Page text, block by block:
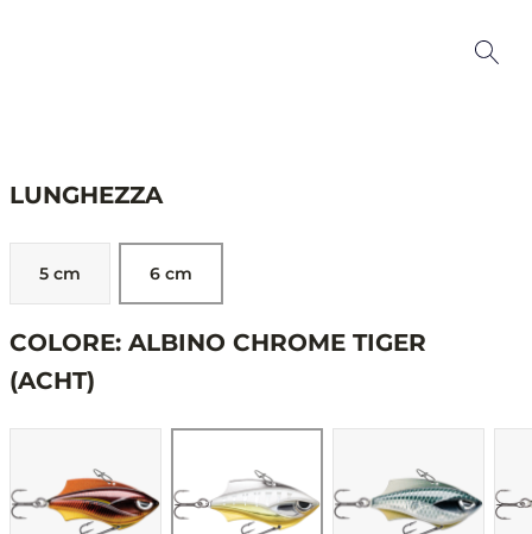
LUNGHEZZA
5 cm 6 cm
COLORE: ALBINO CHROME TIGER
(ACHT)